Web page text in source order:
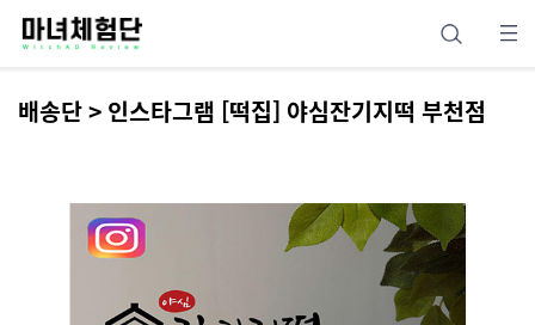
배송단 > 인스타그램 [떡집] 야심잔기지떡 부천점